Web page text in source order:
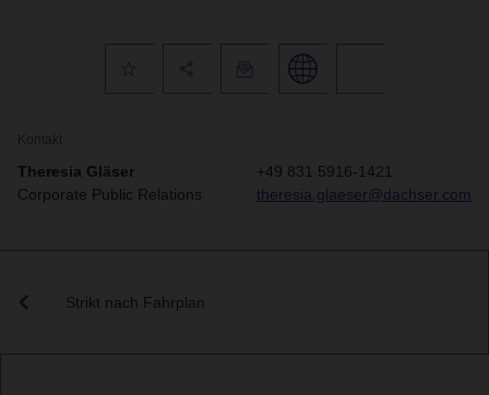
Kontakt
Theresia Gläser
Corporate Public Relations
+49 831 5916-1421
theresia.glaeser@dachser.com
Strikt nach Fahrplan